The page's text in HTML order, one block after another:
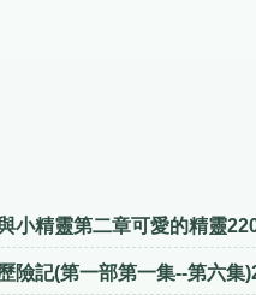
小精靈第二章可愛的精靈
險記(第一部第一集--第六集